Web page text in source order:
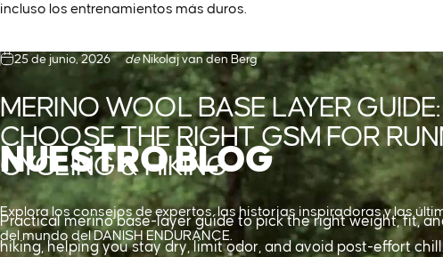
NUESTROBLOG
Explora los consejos de expertos, las historias inspiradoras y las
del mundo del DANISH ENDURANCE.
incluso los entrenamientos más duros.
25 de junio, 2026 de Nikolaj van den Berg
MERINO WOOL BASE LAYER GUIDE:
CHOOSE THE RIGHT GSM FOR
CYCLING & HIKING
Practical merino base-layer guide to pick the right weight, fit,
hiking, helping you stay dry, limit odor, and avoid post-effort chill.